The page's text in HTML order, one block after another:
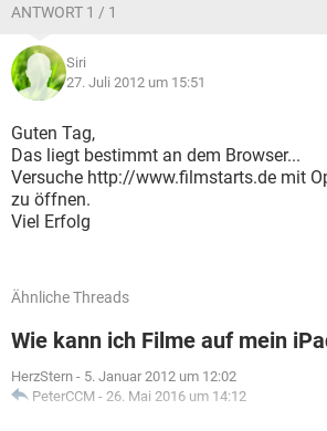
ANTWORT 1 / 1
Siri
27. Juli 2012 um 15:51
Guten Tag,
Das liegt bestimmt an dem Browser...
Versuche http://www.filmstarts.de mit
zu öffnen.
Viel Erfolg
Ähnliche Threads
Wie kann ich Filme auf mein
HerzStern - 5. Januar 2012 um 12:02
PeterCCM - 26. Mai 2016 um 14:12